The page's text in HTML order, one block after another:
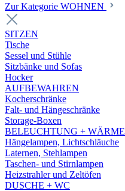
Zur Kategorie WOHNEN
SITZEN
Tische
Sessel und Stühle
Sitzbänke und Sofas
Hocker
AUFBEWAHREN
Kocherschränke
Falt- und Hängeschränke
Storage-Boxen
BELEUCHTUNG + WÄRME
Hängelampen, Lichtschläuche
Laternen, Stehlampen
Taschen- und Stirnlampen
Heizstrahler und Zeltöfen
DUSCHE + WC